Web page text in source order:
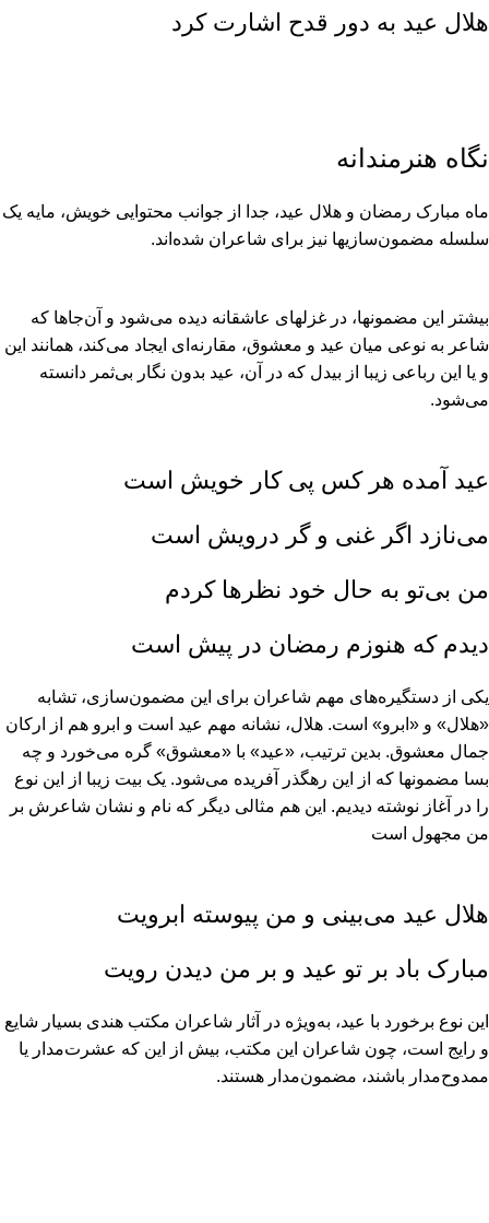
هلال عید به دور قدح اشارت کرد
نگاه هنرمندانه
ماه مبارک رمضان و هلال عید، جدا از جوانب محتوایى خویش، مایه یک
سلسله مضمون‏‌سازیها نیز براى شاعران شده‏‌اند.
بیشتر این مضمونها، در غزلهاى عاشقانه دیده مى‏‌شود و آن‏‌جاها که
شاعر به نوعى میان عید و معشوق، مقارنه‏‌اى ایجاد مى‏‌کند، همانند این
و یا این رباعى زیبا از بیدل که در آن، عید بدون نگار بى‏‌ثمر دانسته
مى‏‌شود.
عید آمده هر کس پى کار خویش است
مى‏‌نازد اگر غنى و گر درویش است
من بى‏‌تو به حال خود نظرها کردم
دیدم که هنوزم رمضان در پیش است
یکى از دستگیره‏‌هاى مهم شاعران براى این مضمون‏‌سازى، تشابه
«هلال» و «ابرو» است. هلال، نشانه مهم عید است و ابرو هم از ارکان
جمال معشوق. بدین ترتیب، «عید» با «معشوق» گره مى‏‌خورد و چه
بسا مضمونها که از این رهگذر آفریده مى‏‌شود. یک بیت زیبا از این نوع
را در آغاز نوشته دیدیم. این هم مثالى دیگر که نام و نشان شاعرش بر
من مجهول است
هلال عید مى‏‌بینى و من پیوسته ابرویت
مبارک باد بر تو عید و بر من دیدن رویت
این نوع برخورد با عید، به‏‌ویژه در آثار شاعران مکتب هندى بسیار شایع
و رایج است، چون شاعران این مکتب، بیش از این که عشرت‏‌مدار یا
ممدوح‏‌مدار باشند، مضمون‏‌مدار هستند.